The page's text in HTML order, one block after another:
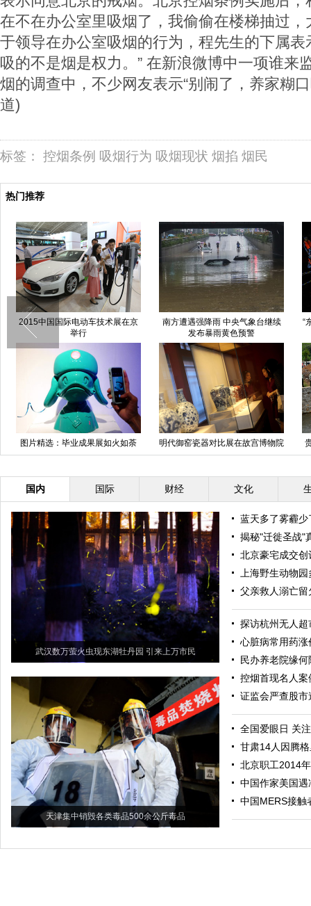
在不在办公室里吸烟了，我偷偷在楼梯抽过，
于领导在办公室吸烟的行为，程先生的下属表
吸的不是烟是权力。” 在新浪微博中一项谁来
烟的调查中，不少网友表示“别闹了，养家糊
道)
标签： 控烟条例 吸烟行为 吸烟现状 烟掐 烟民
热门推荐
江西南昌：高考替考“枪手”已被控
制
【图刊】“东方之星”救援全纪录
成都“空中警察”一个空姐能敌两条
汉子
广州军区某师夜战训练 场面科幻
震撼
国内 国际 财经 文化
武汉数万萤火虫现东湖牡丹园 引来上万市民
天津集中销毁各类毒品500余公斤毒品
蓝天多了雾霾
揭秘"迁徙圣战"
北京豪宅成交
上海野生动物
父亲救人溺亡
探访杭州无人
心脏病常用药
民办养老院缘
控烟首现名人
证监会严查股
全国爱眼日 关
甘肃14人因腾
北京职工2014
中国作家美国遇
中国MERS接触